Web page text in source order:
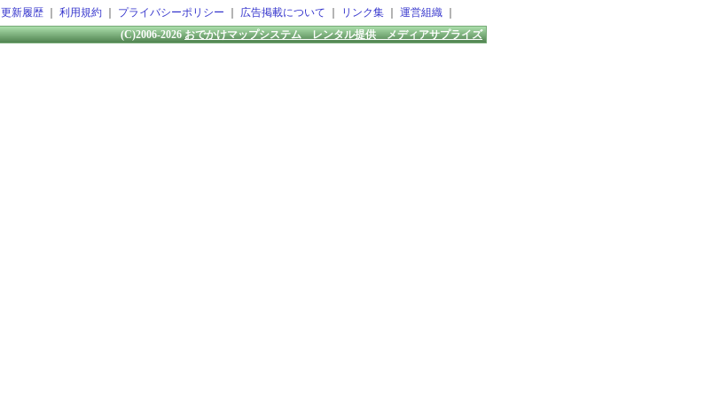
更新履歴｜ 利用規約｜ プライバシーポリシー 広告掲載について リンク集｜ 運営組織｜
(C)2006-2026おでかけマップシステム レンタル提供 メディアサプライズ